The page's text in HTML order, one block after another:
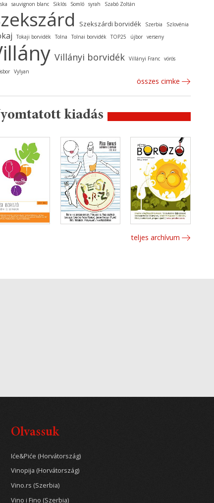
sauvignon blanc Siklós Somló syrah Szabó Zoltán
Szekszárdi borvidék Szerbia Szlovénia
Tokaji borvidék Tolna Tolnai borvidék TOP25 újbor verseny
Villányi borvidék Villányi Franc vörös
Vylyan
összes cimke
kiadás
teljes archívum
Olvassuk
Iće&Piće (Horvátország)
Vinopija (Horvátország)
Vino.rs (Szerbia)
Vino i Fino (Szerbia)